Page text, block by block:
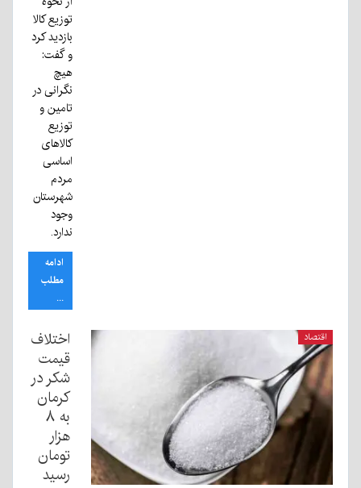
توزیع کالا
بازدید کرد
و گفت:
هیچ
نگرانی در
تامین و
توزیع
کالاهای
اساسی
مردم
شهرستان
وجود
ندارد.
ادامه
مطلب
...
اقتصاد
اختلاف
قیمت
شکر در
کرمان
به ۸
هزار
تومان
رسید